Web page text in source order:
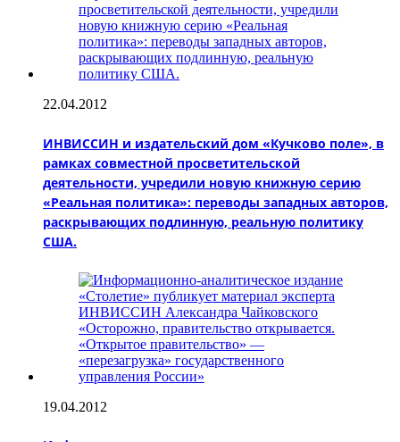
22.04.2012
ИНВИССИН и издательский дом «Кучково поле», в
рамках совместной просветительской
деятельности, учредили новую книжную серию
«Реальная политика»: переводы западных авторов,
раскрывающих подлинную, реальную политику
США.
19.04.2012